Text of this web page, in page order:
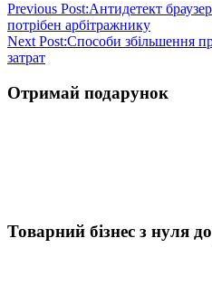
Previous Post:Антидетект
потрібен арбітражнику
Next Post:Способи збільшення
затрат
Отримай подарунок
Товарний бізнес з нуля